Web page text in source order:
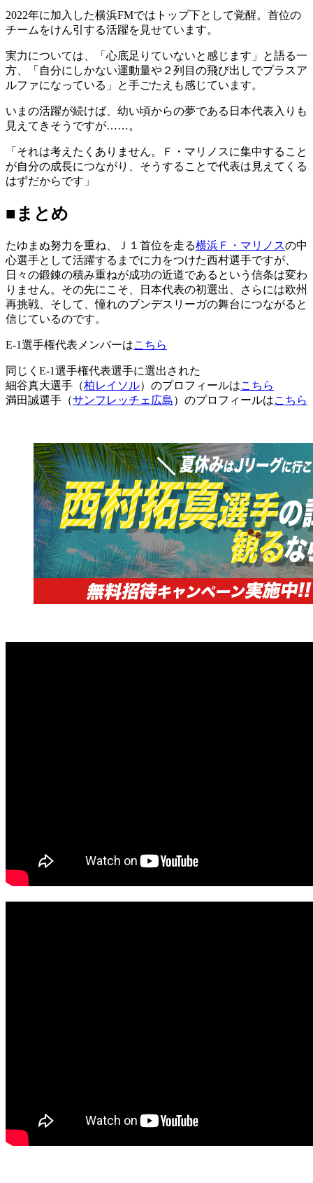
2022年に加入した横浜FMではトップ下として覚醒。首位の
チームをけん引する活躍を見せています。
実力については、「心底足りていないと感じます」と語る一
方、「自分にしかない運動量や２列目の飛び出しでプラスア
ルファになっている」と手ごたえも感じています。
いまの活躍が続けば、幼い頃からの夢である日本代表入りも
見えてきそうですが……。
「それは考えたくありません。Ｆ・マリノスに集中すること
が自分の成長につながり、そうすることで代表は見えてくる
はずだからです」
■まとめ
たゆまぬ努力を重ね、Ｊ１首位を走る横浜Ｆ・マリノスの中
心選手として活躍するまでに力をつけた西村選手ですが、
日々の鍛錬の積み重ねが成功の近道であるという信条は変わ
りません。その先にこそ、日本代表の初選出、さらには欧州
再挑戦、そして、憧れのブンデスリーガの舞台につながると
信じているのです。
E-1選手権代表メンバーはこちら
同じくE-1選手権代表選手に選出された
細谷真大選手（柏レイソル）のプロフィールはこちら
満田誠選手（サンフレッチェ広島）のプロフィールはこちら